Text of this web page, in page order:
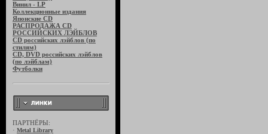
Винил - LP
Коллекционные издания
Японские CD
РАСПРОДАЖА CD
РОССИЙСКИХ ЛЭЙБЛОВ
CD российских лэйблов (по
стилям)
CD, DVD российских лэйблов
(по лэйблам)
Футболки
ПАРТНЁРЫ:
· Metal Library